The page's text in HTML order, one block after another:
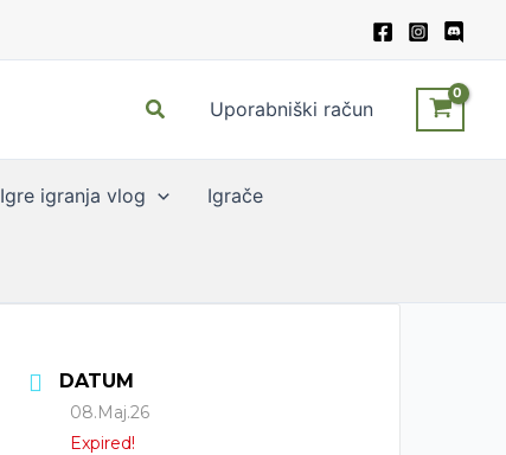
SearchUporabniški račun
Igre igranja vlog Igrače
DATUM
08.Maj.26
Expired!